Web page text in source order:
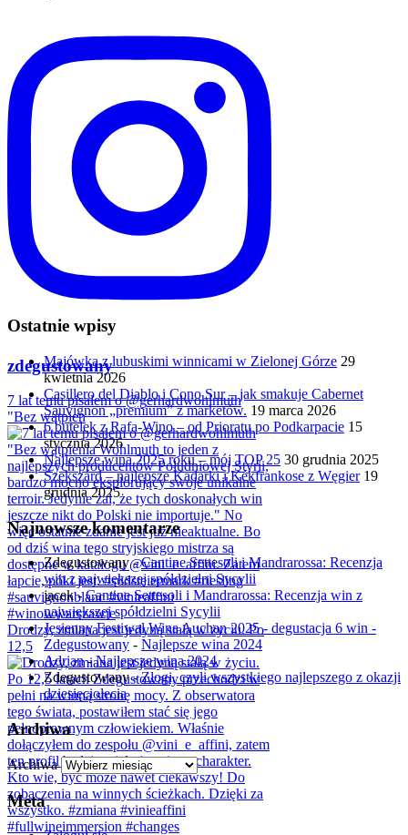
zdegustowany
7 lat temu pisałem o @gerhardwohlmuth
"Bez wątpien
Drodzy, zmiana jest jedyną stałą w życiu. Po
12,5
Ostatnie wpisy
Majówka z lubuskimi winnicami w Zielonej Górze 29
kwietnia 2026
Casillero del Diablo i Cono Sur – jak smakuje Cabernet
Sauvignon „premium” z marketów. 19 marca 2026
6 butelek z Rafa-Wino – od Prioratu po Podkarpacie 15
stycznia 2026
Najlepsze wina 2025 roku – mój TOP 25 30 grudnia 2025
Szekszárd – najlepsze Kadarki i Kékfrankose z Węgier 19
grudnia 2025
Najnowsze komentarze
Zdegustowany-Cantine Settesoli i Mandrarossa: Recenzja
win z największej spółdzielni Sycylii
jacek-Cantine Settesoli i Mandrarossa: Recenzja win z
największej spółdzielni Sycylii
Jesienny Festiwal Wina Auchan 2025 - degustacja 6 win -
Zdegustowany - Najlepsze wina 2024
Adrian-Najlepsze wina 2024
Zdegustowany-Złogi, czyli wszystkiego najlepszego z okazji
dziesięciolecia
Archiwa
Archiwa
Meta